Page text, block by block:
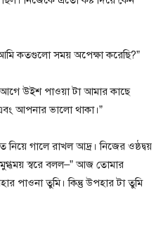
কতগুলো সময় অপেক্ষা করেছি?”
আগে উইশ পাওয়া টা আমার কাছে
আপনার ভালো থাকা।”
গালে রাখল আদ্র। নিজের ওষ্ঠদ্বয়
স্বরে বলল–” আজ তোমার
পাওনা তুমি। কিন্তু উপহার টা তুমি